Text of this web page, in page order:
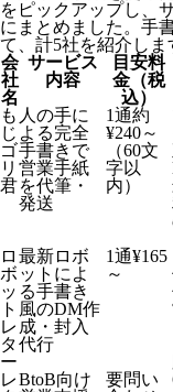
をピックアップし、
にまとめました。手
て、計5社を紹介しま
会
社
名
サービス
内容
目安料
金（税
込）
も
じ
ゴ
リ
君
人の手に
よる完全
手書きで
営業手紙
を代筆・
発送
1通約
¥240～
（60文
字以
内）
ロ
ボ
ッ
ト
レ
タ
ー
最新ロボ
ットによ
る手書き
風のDM作
成・封入
代行
1通¥165
～
レBtoB向け
要問い